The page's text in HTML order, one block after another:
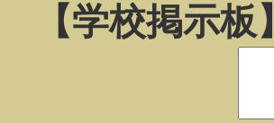
【学校掲示板】